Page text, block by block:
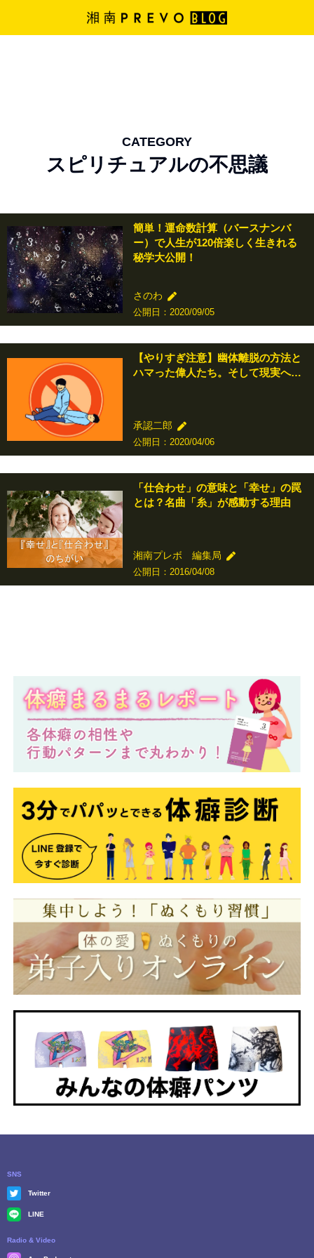
CATEGORY
スピリチュアルの不思議
簡単！運命数計算（バースナンバ
ー）で人生が120倍楽しく生きれる
秘学大公開！
さのわ
公開日：2020/09/05
【やりすぎ注意】幽体離脱の方法と
ハマった偉人たち。そして現実へ…
承認二郎
公開日：2020/04/06
「仕合わせ」の意味と「幸せ」の罠
とは？名曲「糸」が感動する理由
湘南プレボ 編集局
公開日：2016/04/08
SNS
Twitter
LINE
Radio & Video